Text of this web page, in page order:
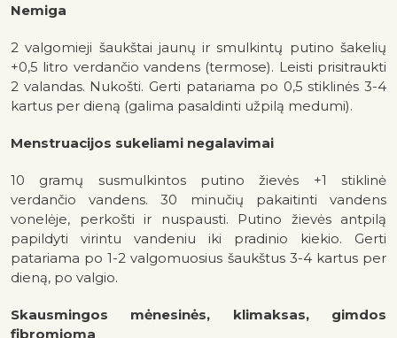
Nemiga
2 valgomieji šaukštai jaunų ir smulkintų putino šakelių
+0,5 litro verdančio vandens (termose). Leisti prisitraukti
2 valandas. Nukošti. Gerti patariama po 0,5 stiklinės 3-4
kartus per dieną (galima pasaldinti užpilą medumi).
Menstruacijos sukeliami negalavimai
10 gramų susmulkintos putino žievės +1 stiklinė
verdančio vandens. 30 minučių pakaitinti vandens
vonelėje, perkošti ir nuspausti. Putino žievės antpilą
papildyti virintu vandeniu iki pradinio kiekio. Gerti
patariama po 1-2 valgomuosius šaukštus 3-4 kartus per
dieną, po valgio.
Skausmingos mėnesinės, klimaksas, gimdos
fibromioma